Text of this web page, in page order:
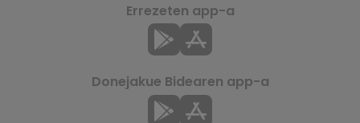
Errezeten app-a
Donejakue Bidearen app-a